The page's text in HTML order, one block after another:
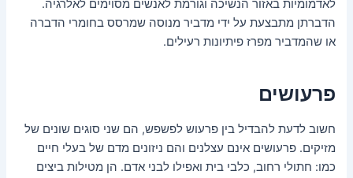
לאדמומיות באזור הנשיכה וגורמת לאנשים מסוימים לאלרגיה.
הדברתן מתבצעת על ידי מדביר מנוסה שמרסס בחומרי הדברה
או שהמדביר מפרז פיתיונות רעילים.
פרעושים
חשוב לדעת להבדיל בין פרעוש לפשפש, הם שני סוגים שונים של
מזיקים. פרעושים אינם עצלנים והם ניזונים מדם של בעלי חיים
כמו: חתולי רחוב, כלבי בית ואפילו לבני אדם. הן מטילות ביצים